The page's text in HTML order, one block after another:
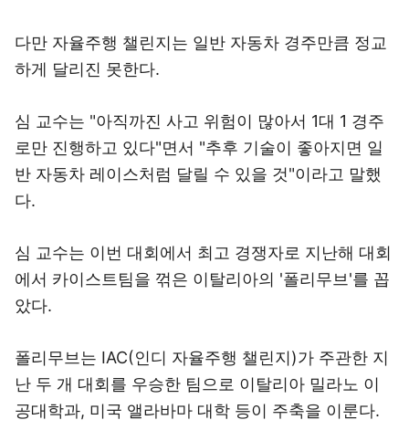
다만 자율주행 챌린지는 일반 자동차 경주만큼 정교
하게 달리진 못한다.
심 교수는 "아직까진 사고 위험이 많아서 1대 1 경주
로만 진행하고 있다"면서 "추후 기술이 좋아지면 일
반 자동차 레이스처럼 달릴 수 있을 것"이라고 말했
다.
심 교수는 이번 대회에서 최고 경쟁자로 지난해 대회
에서 카이스트팀을 꺾은 이탈리아의 '폴리무브'를 꼽
았다.
폴리무브는 IAC(인디 자율주행 챌린지)가 주관한 지
난 두 개 대회를 우승한 팀으로 이탈리아 밀라노 이
공대학과, 미국 앨라바마 대학 등이 주축을 이룬다.